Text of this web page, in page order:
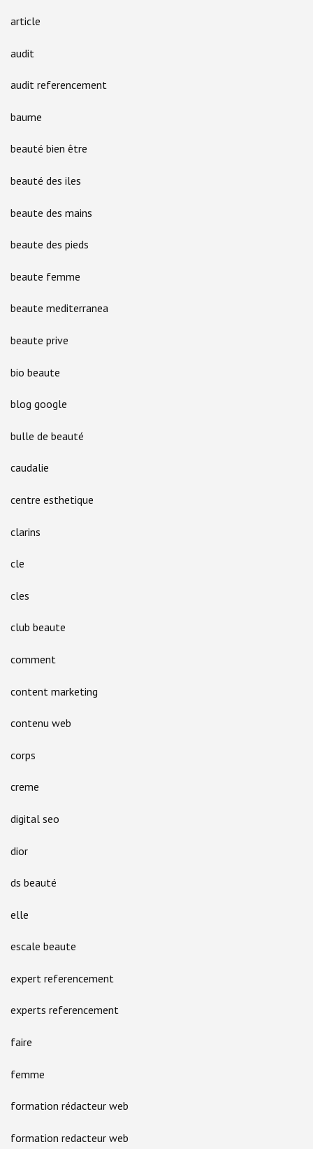
article
audit
audit referencement
baume
beauté bien être
beauté des iles
beaute des mains
beaute des pieds
beaute femme
beaute mediterranea
beaute prive
bio beaute
blog google
bulle de beauté
caudalie
centre esthetique
clarins
cle
cles
club beaute
comment
content marketing
contenu web
corps
creme
digital seo
dior
ds beauté
elle
escale beaute
expert referencement
experts referencement
faire
femme
formation rédacteur web
formation redacteur web